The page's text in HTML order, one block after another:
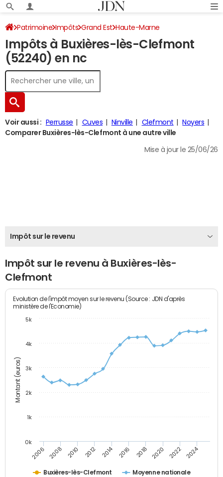
Patrimoine Impôts Grand Est Haute-Marne
Buxières-lès-Clefmont Impôt sur le revenu
Impôts à Buxières-lès-Clefmont
(52240) en nc
Voir aussi : Perrusse Cuves Ninville Clefmont
Noyers
Comparer Buxières-lès-Clefmont à une autre ville
Mise à jour le 25/06/26
Impôt sur le revenu
Impôt sur le revenu à Buxières-lès-
Clefmont
Montant (euros)
Evolution de l'impôt moyen sur le revenu (Source : JDN d'après
ministère de l'Economie)
Buxières-lès-Clefmont Moyenne nationale
2006 2008 2010 2012 2014 2016 2018 2020 2022 2024
0k
1k
2k
3k
4k
5k